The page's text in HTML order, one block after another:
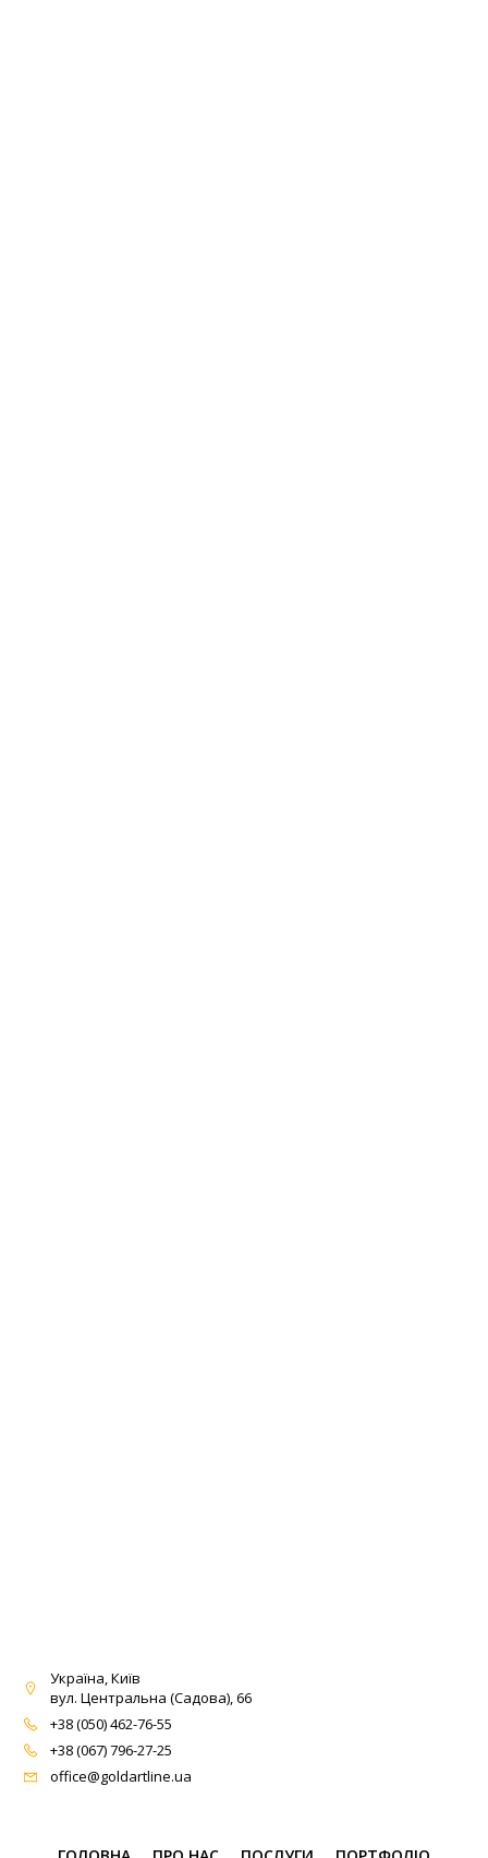
Україна, Київ
вул. Центральна (Садова), 66
+38 (050) 462-76-55
+38 (067) 796-27-25
office@goldartline.ua